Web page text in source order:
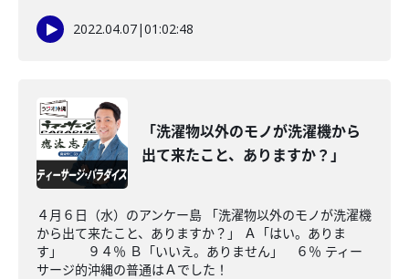
2022.04.07|01:02:48
「洗濯物以外のモノが洗濯機から
出て来たこと、ありますか？」
４月６日（水）のアンケー島 「洗濯物以外のモノが洗濯機
から出て来たこと、ありますか？」 Ａ「はい。ありま
す」 ９４％ Ｂ「いいえ。ありません」 ６％ ティー
サージ的沖縄の普通はＡでした！